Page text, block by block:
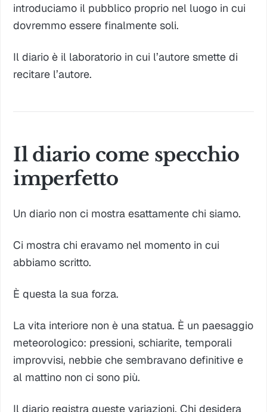
introduciamo il pubblico proprio nel luogo in cui
dovremmo essere finalmente soli.
Il diario è il laboratorio in cui l’autore smette di
recitare l’autore.
Il diario come specchio
imperfetto
Un diario non ci mostra esattamente chi siamo.
Ci mostra chi eravamo nel momento in cui
abbiamo scritto.
È questa la sua forza.
La vita interiore non è una statua. È un paesaggio
meteorologico: pressioni, schiarite, temporali
improvvisi, nebbie che sembravano definitive e
al mattino non ci sono più.
Il diario registra queste variazioni. Chi desidera